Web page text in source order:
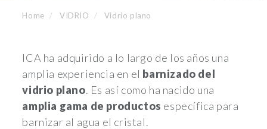
Home VIDRIO Vidrio plano
ICA ha adquirido a lo largo de los años una
amplia experiencia en el barnizado del
vidrio plano. Es así como ha nacido una
amplia gama de productos específica para
barnizar al agua el cristal.